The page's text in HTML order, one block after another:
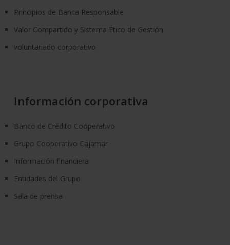
Principios de Banca Responsable
Valor Compartido y Sistema Ético de Gestión
voluntariado corporativo
Información corporativa
Banco de Crédito Cooperativo
Grupo Cooperativo Cajamar
Información financiera
Entidades del Grupo
Sala de prensa